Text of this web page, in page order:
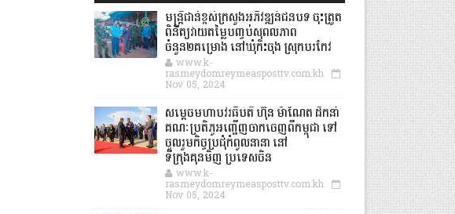
មន្ត្រីជាន់ខ្ពស់ក្រសួងអភិវឌ្ឍន៍ជនបទ ចុះត្រួត
ពិនិត្យវាយតម្លៃបញ្ចប់សុពលភាព
ចំនួន២គម្រោង នៅឃុំកិះចុង ស្រុកបរកែវ
www.k-
rasmeydomreymeasposttv.com.kh
Nov 05, 2024
សម្តេចមហាបវរធិបតី ហ៊ុន ម៉ាណែត ដឹកនាំ
គណៈប្រតិភូអញ្ជើញចាកចេញពីកម្ពុជា ទៅ
ចូលរួមកិច្ចប្រជុំកំពូលនានា នៅ
ទីក្រុងគុនមិញ ប្រទេសចិន
www.k-
rasmeydomreymeasposttv.com.kh
Nov 05, 2024